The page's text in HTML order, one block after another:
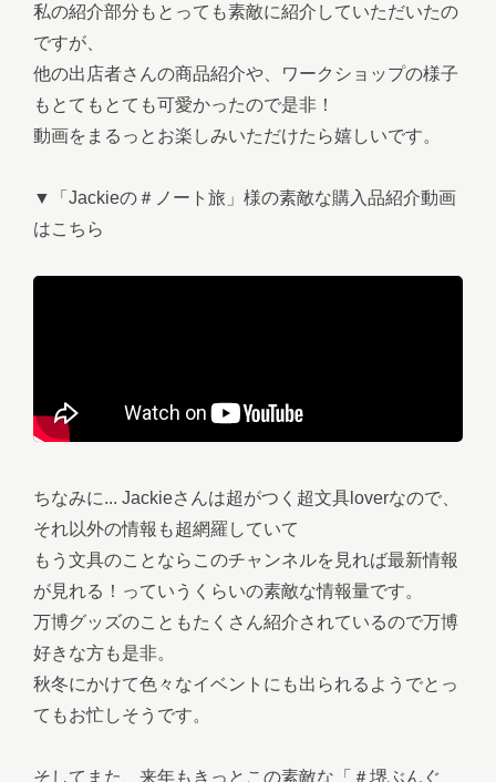
私の紹介部分もとっても素敵に紹介していただいたの
ですが、
他の出店者さんの商品紹介や、ワークショップの様子
もとてもとても可愛かったので是非！
動画をまるっとお楽しみいただけたら嬉しいです。
▼「Jackieの＃ノート旅」様の素敵な購入品紹介動画
はこちら
ちなみに... Jackieさんは超がつく超文具loverなので、
それ以外の情報も超網羅していて
もう文具のことならこのチャンネルを見れば最新情報
が見れる！っていうくらいの素敵な情報量です。
万博グッズのこともたくさん紹介されているので万博
好きな方も是非。
秋冬にかけて色々なイベントにも出られるようでとっ
てもお忙しそうです。
そしてまた、来年もきっとこの素敵な「＃堺ぶんぐ